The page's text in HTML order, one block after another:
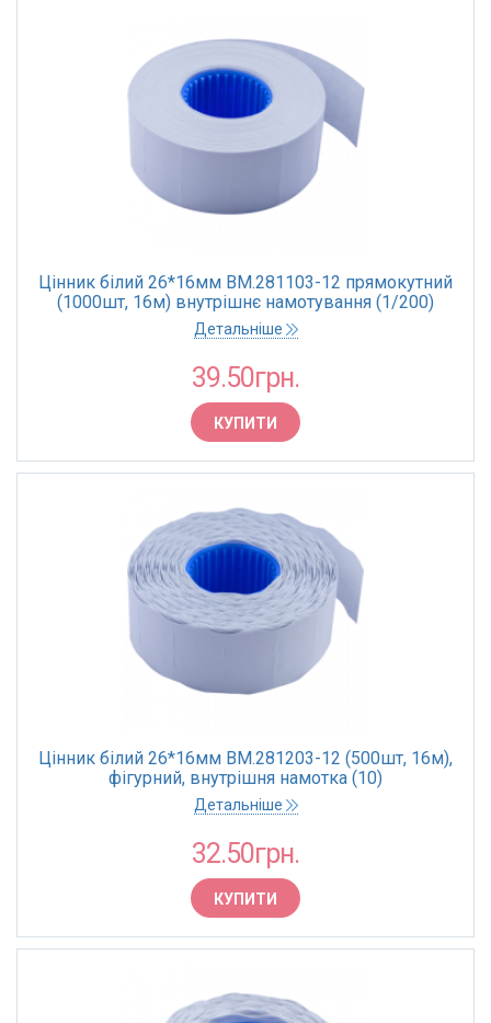
Цінник білий 26*16мм BM.281103-12 прямокутний
(1000шт, 16м) внутрішнє намотування (1/200)
Детальніше
39.50грн.
КУПИТИ
Цінник білий 26*16мм BM.281203-12 (500шт, 16м),
фігурний, внутрішня намотка (10)
Детальніше
32.50грн.
КУПИТИ